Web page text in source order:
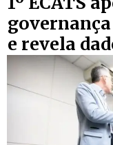
e revela